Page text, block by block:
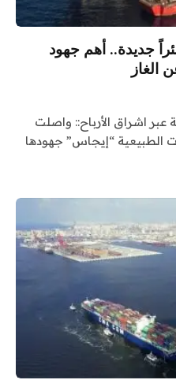
مليون دولار لحفر 28 بئراً جديدة.. أهم جهود
الغاز
عبر اشراق الأرباح:: واصلت
الطبيعية “إيجاس” جهودها